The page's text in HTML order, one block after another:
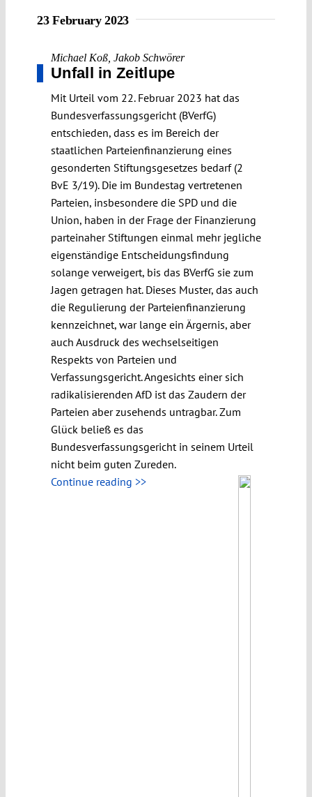
23 February 2023
Michael Koß Jakob Schwörer
Unfall in Zeitlupe
Mit Urteil vom 22. Februar 2023 hat das
Bundesverfassungsgericht (BVerfG)
entschieden, dass es im Bereich der
staatlichen Parteienfinanzierung eines
gesonderten Stiftungsgesetzes bedarf (2
BvE 3/19). Die im Bundestag vertretenen
Parteien, insbesondere die SPD und die
Union, haben in der Frage der Finanzierung
parteinaher Stiftungen einmal mehr jegliche
eigenständige Entscheidungsfindung
solange verweigert, bis das BVerfG sie zum
Jagen getragen hat. Dieses Muster, das auch
die Regulierung der Parteienfinanzierung
kennzeichnet, war lange ein Ärgernis, aber
auch Ausdruck des wechselseitigen
Respekts von Parteien und
Verfassungsgericht. Angesichts einer sich
radikalisierenden AfD ist das Zaudern der
Parteien aber zusehends untragbar. Zum
Glück beließ es das
Bundesverfassungsgericht in seinem Urteil
nicht beim guten Zureden.
Continue reading >>